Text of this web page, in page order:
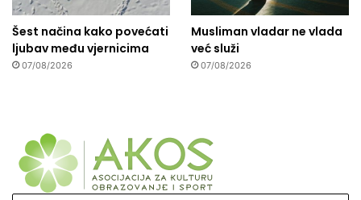
Šest načina kako povećati
ljubav među vjernicima
07/08/2026
Musliman vladar ne vlada
već služi
07/08/2026